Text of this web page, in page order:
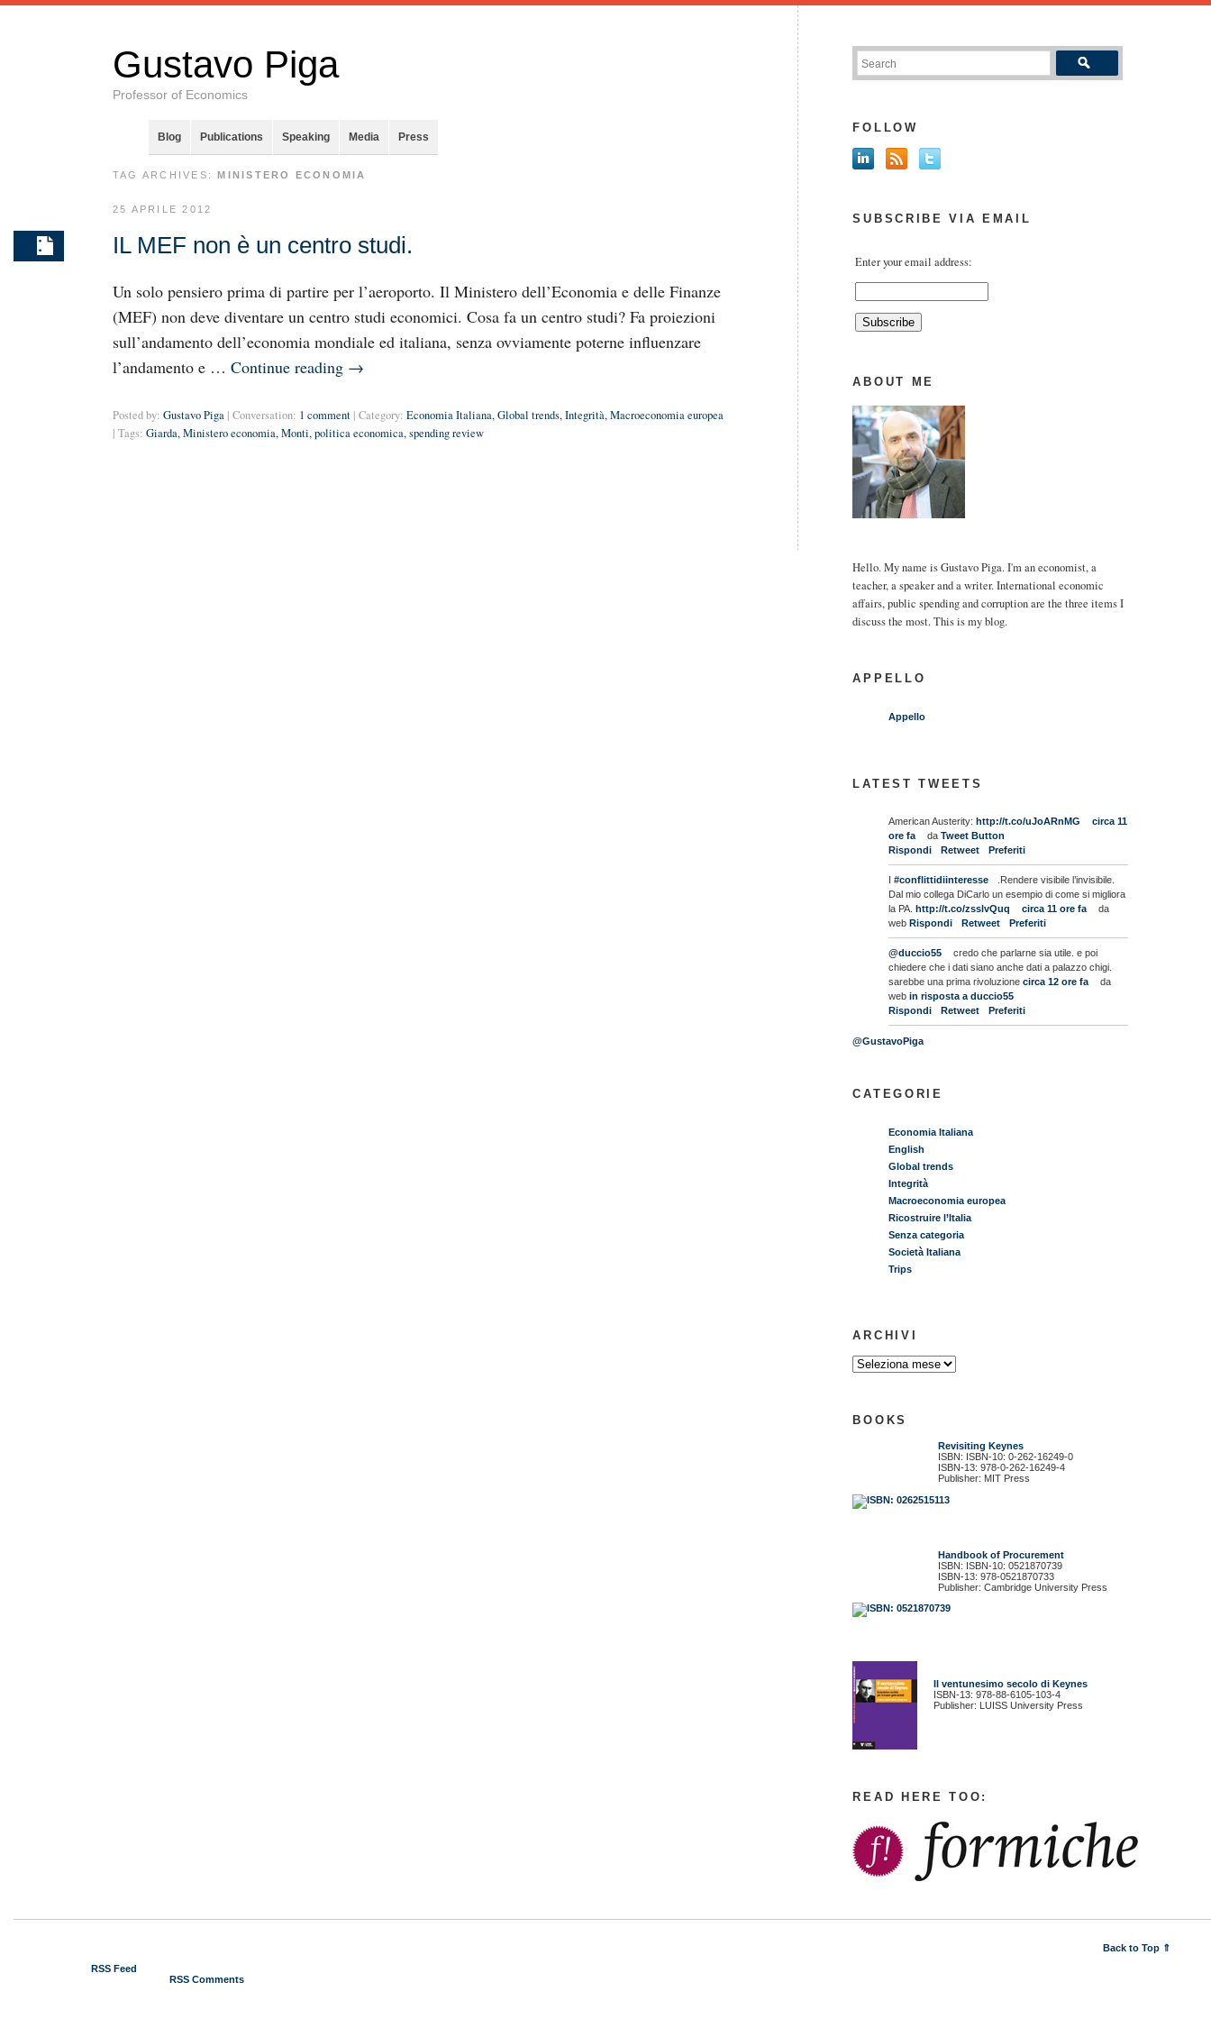
Gustavo Piga
Professor of Economics
Blog Publications Speaking Media Press
TAG ARCHIVES:MINISTERO ECONOMIA
25 APRILE 2012
IL MEF non è un centro studi.
Un solo pensiero prima di partire per l’aeroporto. Il Ministero dell’Economia e delle Finanze
(MEF) non deve diventare un centro studi economici. Cosa fa un centro studi? Fa proiezioni
sull’andamento dell’economia mondiale ed italiana, senza ovviamente poterne influenzare
l’andamento e … Continue reading →
Posted by: Gustavo Piga | Conversation: 1 comment | Category: Economia Italiana,Global trends,Integrità,Macroeconomia europea
| Tags: Giarda,Ministero economia,Monti,politica economica,spending review
FOLLOW
SUBSCRIBE VIA EMAIL
Enter your email address:
ABOUT ME
Hello. My name is Gustavo Piga. I'm an economist, a
teacher, a speaker and a writer. International economic
affairs, public spending and corruption are the three items I
discuss the most. This is my blog.
APPELLO
Appello
LATEST TWEETS
American Austerity:http://t.co/uJoARnMG
circa 11
ore fa
daTweet Button
Rispondi
Retweet Preferiti
I#conflittidiinteresse
.Rendere visibile l’invisibile.
Dal mio collega DiCarlo un esempio di come si migliora
la PA.http://t.co/zsslvQuq circa 11 ore fa
da
web Rispondi Retweet Preferiti
@duccio55
credo che parlarne sia utile. e poi
chiedere che i dati siano anche dati a palazzo chigi.
sarebbe una prima rivoluzione circa 12 ore fa
da
web in risposta a duccio55
Rispondi
Retweet Preferiti
@GustavoPiga
CATEGORIE
Economia Italiana
English
Global trends
Integrità
Macroeconomia europea
Ricostruire l’Italia
Senza categoria
Società Italiana
Trips
ARCHIVI
BOOKS
Revisiting Keynes
ISBN: ISBN-10: 0-262-16249-0
ISBN-13: 978-0-262-16249-4
Publisher: MIT Press
Handbook of Procurement
ISBN: ISBN-10: 0521870739
ISBN-13: 978-0521870733
Publisher: Cambridge University Press
Il ventunesimo secolo di Keynes
ISBN-13: 978-88-6105-103-4
Publisher: LUISS University Press
READ HERE TOO:
RSS Feed
RSS Comments
Back to Top ⇑